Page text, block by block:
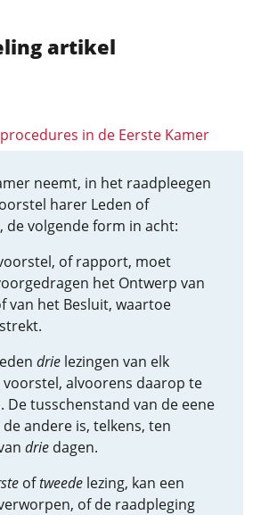
artikel
in de Eerste Kamer
neemt, in het raadpleegen
harer Leden of
de volgende form in acht:
of rapport, moet
het Ontwerp van
van het Besluit, waartoe
drie lezingen van elk
voorstel, alvoorens daarop te
De tusschenstand van de eene
andere is, telkens, ten
drie dagen.
oftweede lezing, kan een
of de raadpleging